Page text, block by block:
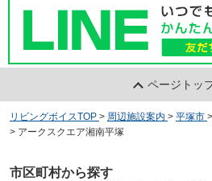
ページトッ
リビングボイスTOP > 周辺施設案内 > 平塚市 >
> アークスクエア湘南平塚
市区町村から探す